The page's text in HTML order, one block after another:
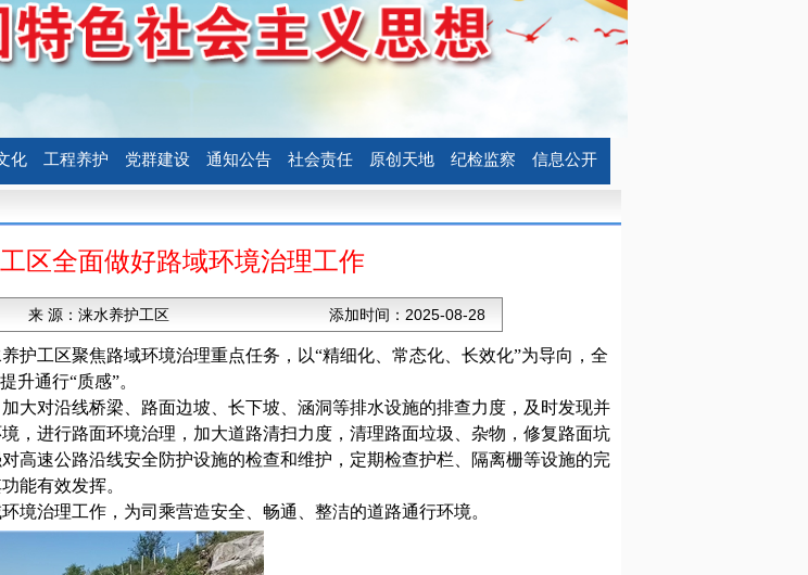
化 工程养护 党群建设 通知公告 社会责任 原创天地 纪检监察 信息公开
区全面做好路域环境治理工作
来 源： 涞水养护工区 添加时间： 2025-08-28
护工区聚焦路域环境治理重点任务，以“精细化、常态化、长效化”为导向，全
升通行“质感”。
大对沿线桥梁、路面边坡、长下坡、涵洞等排水设施的排查力度，及时发现并
，进行路面环境治理，加大道路清扫力度，清理路面垃圾、杂物，修复路面坑
高速公路沿线安全防护设施的检查和维护，定期检查护栏、隔离栅等设施的完
能有效发挥。
境治理工作，为司乘营造安全、畅通、整洁的道路通行环境。